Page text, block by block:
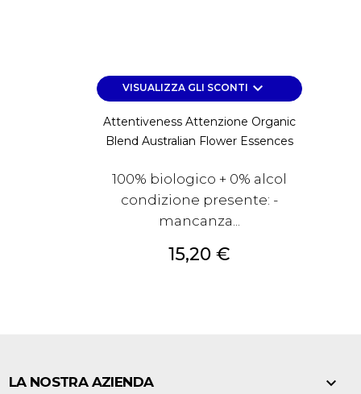
VISUALIZZA GLI SCONTI keyboard_arrow_down
Attentiveness Attenzione Organic
Blend Australian Flower Essences
100% biologico + 0% alcol
condizione presente: -
mancanza...
Prezzo
15,20 €
LA NOSTRA AZIENDA 